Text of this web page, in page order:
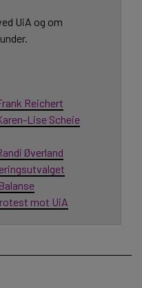
UiA og om
Reichert
Lise Scheie
Øverland
mot UiA